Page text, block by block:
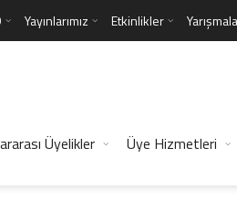
Yayınlarımız Etkinlikler
Üyelikler Üye Hizmetleri